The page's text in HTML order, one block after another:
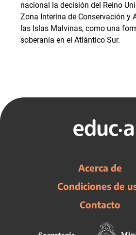
nacional la decisión del Reino
Zona Interina de Conservación y
las Islas Malvinas, como una
soberanía en el Atlántico Sur.
Acerca de
Condiciones de
Contacto